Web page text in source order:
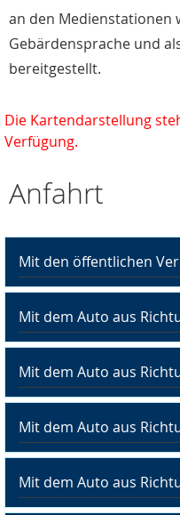
an den Medienstationen
Gebärdensprache und
bereitgestellt.
Die Kartendarstellung
Verfügung.
Anfahrt
Mit den öffentlichen
Mit dem Auto aus
Mit dem Auto aus
Mit dem Auto aus
Mit dem Auto aus